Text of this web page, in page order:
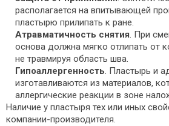
располагается на впитывающей
пластырю прилипать к ране.
Атравматичность снятия. При
основа должна мягко отлипать от
не травмируя область шва.
Гипоаллергенность. Пластырь и
изготавливаются из материалов,
аллергические реакции в зоне
Наличие у пластыря тех или иных
компании-производителя.